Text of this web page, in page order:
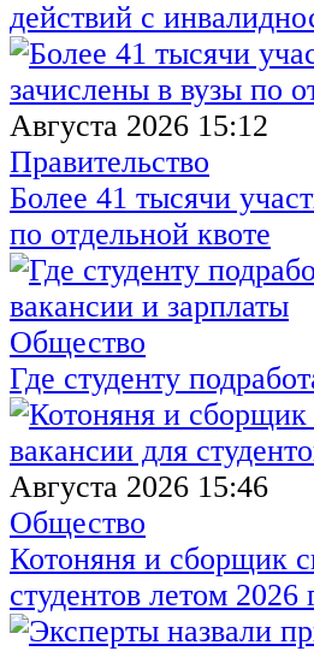
действий с
Августа 2026 15:12
Правительство
Более 41 тысячи
по отдельной квоте
Общество
Где студенту
Августа 2026 15:46
Общество
Котоняня и сборщик
студентов летом 2026